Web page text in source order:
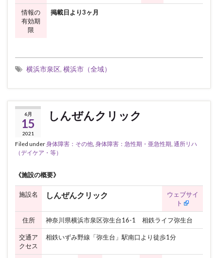
情報の
有効期
限
掲載日より3ヶ月
横浜市泉区, 横浜市（全域）
6月
15
2021
しんぜんクリック
Filed under身体障害：その他, 身体障害：急性期・亜急性期, 通所リハ
（デイケア・等）
《施設の概要》
施設名 しんぜんクリック
ウェブサイ
ト
住所 神奈川県横浜市泉区弥生台16-1 相鉄ライフ弥生台
交通ア
クセス
相鉄いずみ野線「弥生台」駅南口より徒歩1分